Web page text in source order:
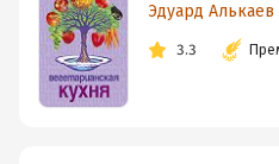
Эдуард Алькаев
3.3